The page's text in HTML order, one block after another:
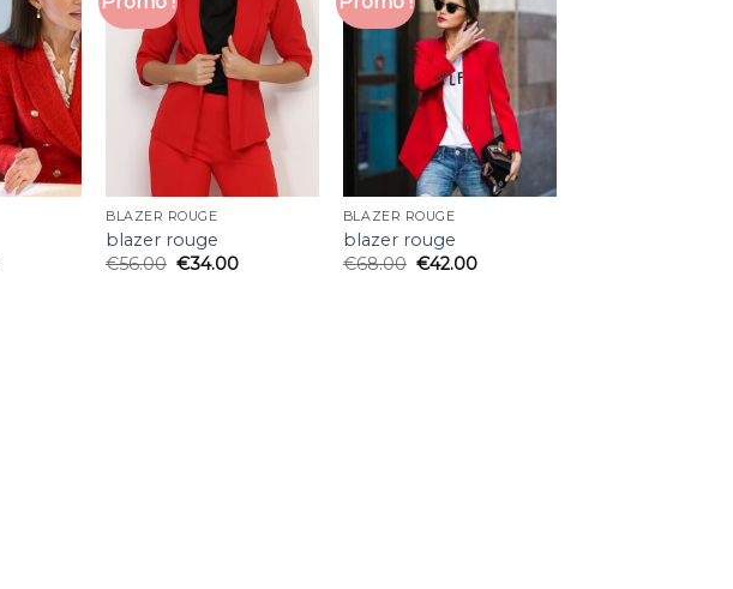
BLAZER ROUGE
blazer rouge
€56.00 €34.00
BLAZER ROUGE
blazer rouge
€68.00 €42.00